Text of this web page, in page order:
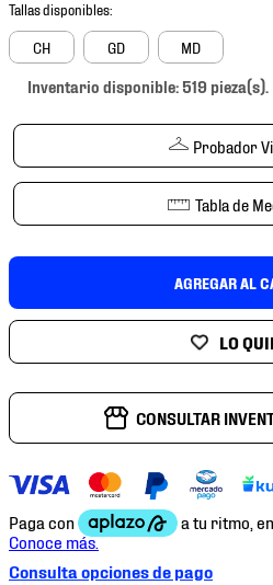
CH GD MD
Inventario disponible: 519 pieza(s).
Probador
Tabla de
AGREGAR AL
CONSULTAR
Consulta opciones de pago
10. tenis nike